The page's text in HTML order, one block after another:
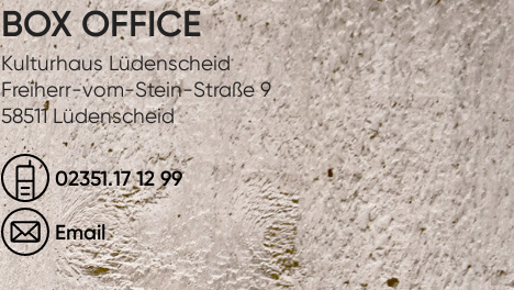
BOX OFFICE
Kulturhaus Lüdenscheid
Freiherr-vom-Stein-Straße 9
58511 Lüdenscheid
02351.17 12 99
Email